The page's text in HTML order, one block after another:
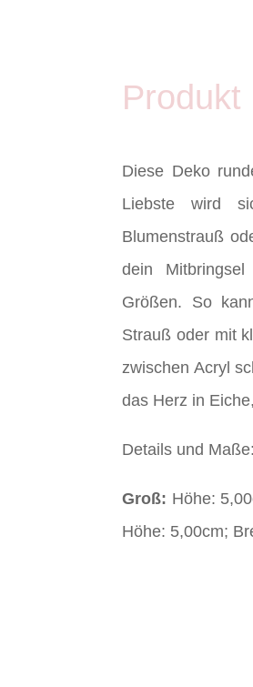
Produkt
Diese Deko
Liebste wird
Blumenstrauß
dein
Größen. So
Strauß oder mit
zwischen Acryl
das Herz in
Details und Maße:
Groß: Höhe:
Höhe: 5,00cm;